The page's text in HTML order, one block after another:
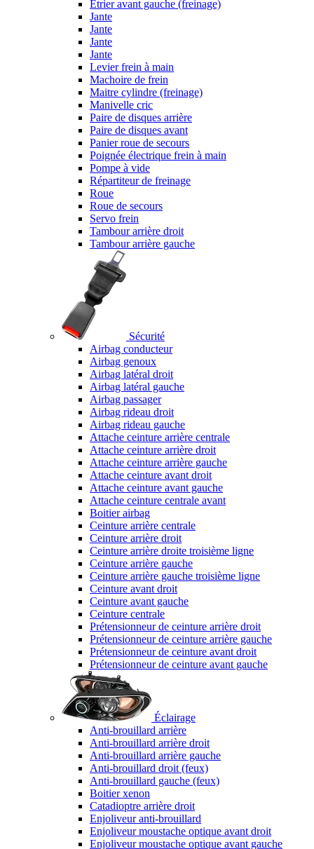
Étrier avant gauche (freinage)
Jante
Jante
Jante
Jante
Levier frein à main
Machoire de frein
Maitre cylindre (freinage)
Manivelle cric
Paire de disques arrière
Paire de disques avant
Panier roue de secours
Poignée électrique frein à main
Pompe à vide
Répartiteur de freinage
Roue
Roue de secours
Servo frein
Tambour arrière droit
Tambour arrière gauche
Sécurité
Airbag conducteur
Airbag genoux
Airbag latéral droit
Airbag latéral gauche
Airbag passager
Airbag rideau droit
Airbag rideau gauche
Attache ceinture arrière centrale
Attache ceinture arrière droit
Attache ceinture arrière gauche
Attache ceinture avant droit
Attache ceinture avant gauche
Attache ceinture centrale avant
Boitier airbag
Ceinture arrière centrale
Ceinture arrière droit
Ceinture arrière droite troisième ligne
Ceinture arrière gauche
Ceinture arrière gauche troisième ligne
Ceinture avant droit
Ceinture avant gauche
Ceinture centrale
Prétensionneur de ceinture arrière droit
Prétensionneur de ceinture arrière gauche
Prétensionneur de ceinture avant droit
Prétensionneur de ceinture avant gauche
Éclairage
Anti-brouillard arrière
Anti-brouillard arrière droit
Anti-brouillard arrière gauche
Anti-brouillard droit (feux)
Anti-brouillard gauche (feux)
Boitier xenon
Catadioptre arrière droit
Enjoliveur anti-brouillard
Enjoliveur moustache optique avant droit
Enjoliveur moustache optique avant gauche